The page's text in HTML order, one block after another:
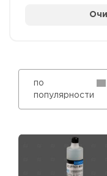
по
популярности